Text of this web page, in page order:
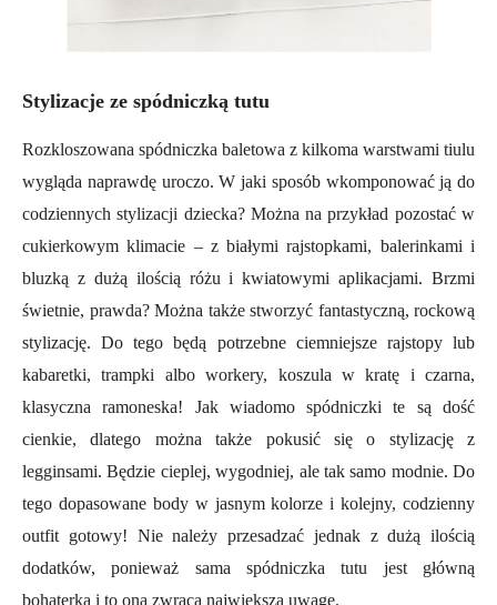
Stylizacje ze spódniczką tutu
Rozkloszowana spódniczka baletowa z kilkoma warstwami tiulu
wygląda naprawdę uroczo. W jaki sposób wkomponować ją do
codziennych stylizacji dziecka? Można na przykład pozostać w
cukierkowym klimacie – z białymi rajstopkami, balerinkami i
bluzką z dużą ilością różu i kwiatowymi aplikacjami. Brzmi
świetnie, prawda? Można także stworzyć fantastyczną, rockową
stylizację. Do tego będą potrzebne ciemniejsze rajstopy lub
kabaretki, trampki albo workery, koszula w kratę i czarna,
klasyczna ramoneska! Jak wiadomo spódniczki te są dość
cienkie, dlatego można także pokusić się o stylizację z
legginsami. Będzie cieplej, wygodniej, ale tak samo modnie. Do
tego dopasowane body w jasnym kolorze i kolejny, codzienny
outfit gotowy! Nie należy przesadzać jednak z dużą ilością
dodatków, ponieważ sama spódniczka tutu jest główną
bohaterką i to ona zwraca największą uwagę.